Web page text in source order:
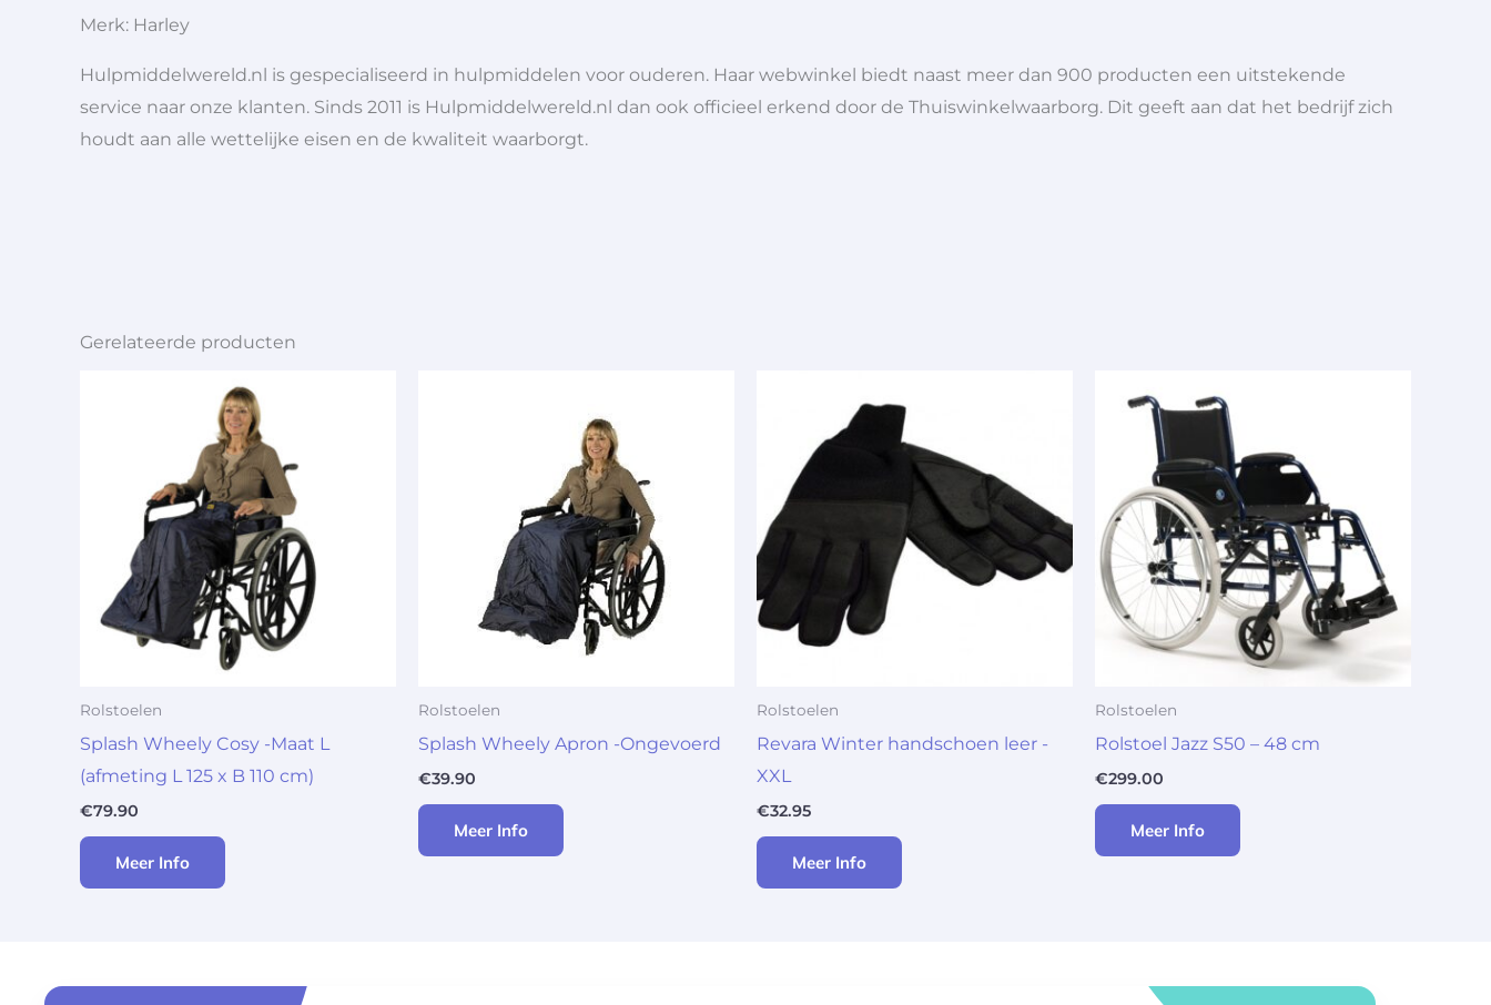
Merk: Harley
Hulpmiddelwereld.nl is gespecialiseerd in hulpmiddelen voor ouderen. Haar webwinkel biedt naast meer dan 900 producten een uitstekende
service naar onze klanten. Sinds 2011 is Hulpmiddelwereld.nl dan ook officieel erkend door de Thuiswinkelwaarborg. Dit geeft aan dat het bedrijf zich
houdt aan alle wettelijke eisen en de kwaliteit waarborgt.
Gerelateerde producten
Rolstoelen
Splash Wheely Cosy -Maat L
(afmeting L 125 x B 110 cm)
€79.90
Meer Info
Rolstoelen
Splash Wheely Apron -Ongevoerd
€39.90
Meer Info
Rolstoelen
Revara Winter handschoen leer -
XXL
€32.95
Meer Info
Rolstoelen
Rolstoel Jazz S50 – 48 cm
€299.00
Meer Info